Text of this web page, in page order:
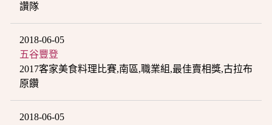
讚隊
2018-06-05
五谷豐登
2017客家美食料理比賽,南區,職業組,最佳賣相獎,古拉布
原饡
2018-06-05